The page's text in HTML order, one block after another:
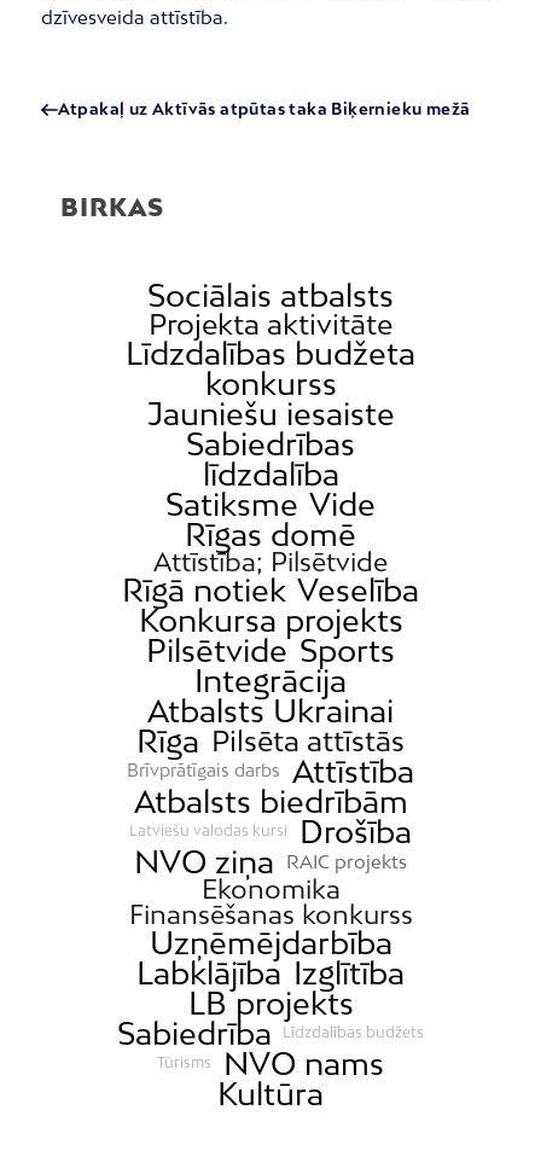
dzīvesveida attīstība.
Atpakaļ uz Aktīvās atpūtas taka Biķernieku mežā
BIRKAS
Sociālais atbalsts
Projekta aktivitāte
Līdzdalības budžeta
konkurss
Jauniešu iesaiste
Sabiedrības
līdzdalība
Satiksme Vide
Rīgas domē
Attīstība; Pilsētvide
Rīgā notiek Veselība
Konkursa projekts
Pilsētvide Sports
Integrācija
Atbalsts Ukrainai
Rīga Pilsēta attīstās
Brīvprātīgais darbs
Attīstība
Atbalsts biedrībām
Latviešu valodas kursi
Drošība
NVO ziņa
RAIC projekts
Ekonomika
Finansēšanas konkurss
Uzņēmējdarbība
Labklājība Izglītība
LB projekts
Sabiedrība
Līdzdalības budžets
Tūrisms
NVO nams
Kultūra